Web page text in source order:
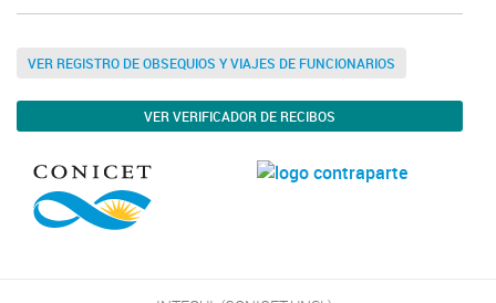
VER REGISTRO DE OBSEQUIOS Y VIAJES DE FUNCIONARIOS
VER VERIFICADOR DE RECIBOS